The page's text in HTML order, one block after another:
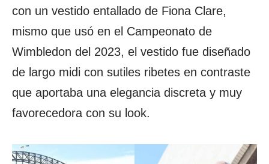
con un vestido entallado de Fiona Clare,
mismo que usó en el Campeonato de
Wimbledon del 2023, el vestido fue diseñado
de largo midi con sutiles ribetes en contraste
que aportaba una elegancia discreta y muy
favorecedora con su look.